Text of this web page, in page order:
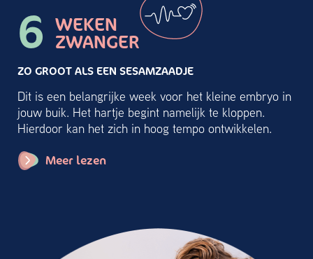
6 WEKEN
ZWANGER
ZO GROOT ALS EEN SESAMZAADJE
Dit is een belangrijke week voor het kleine embryo in
jouw buik. Het hartje begint namelijk te kloppen.
Hierdoor kan het zich in hoog tempo ontwikkelen.
Meer lezen